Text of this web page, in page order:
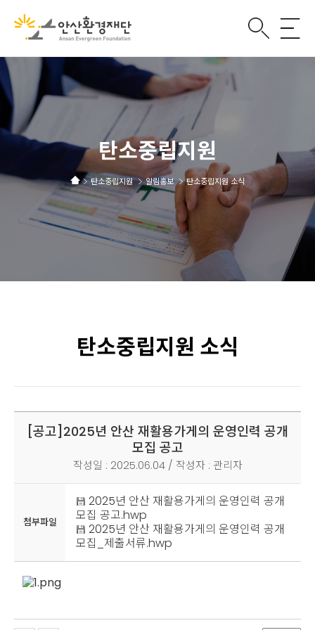
탄소중립지원
탄소중립지원 알림홍보 탄소중립지원 소식
탄소중립지원 소식
[공고] 2025년 안산 재활용가게의 운영인력 공개
모집 공고
작성일 : 2025.06.04 / 작성자 : 관리자
첨부파일
2025년 안산 재활용가게의 운영인력 공개
모집 공고.hwp
2025년 안산 재활용가게의 운영인력 공개
모집_제출서류.hwp